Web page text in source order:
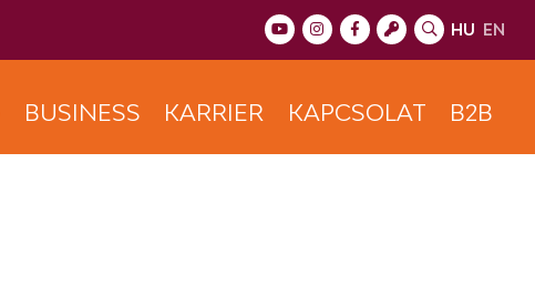
HU EN
BUSINESS KARRIER KAPCSOLAT B2B